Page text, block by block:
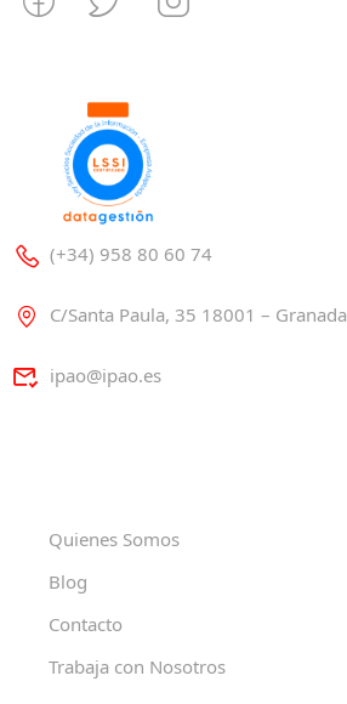
(+34) 958 80 60 74
C/Santa Paula, 35 18001 – Granada
ipao@ipao.es
Quienes Somos
Blog
Contacto
Trabaja con Nosotros